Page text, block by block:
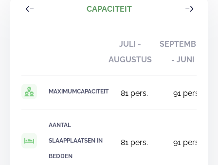
CAPACITEIT
JULI -
AUGUSTUS
SEPTEMBER
- JUNI
MAXIMUMCAPACITEIT 81pers. 91 pers.
AANTAL
SLAAPPLAATSEN IN
BEDDEN
81pers. 91 pers.